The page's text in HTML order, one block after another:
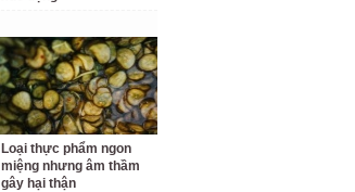
Loại thực phẩm ngon
miệng nhưng âm thầm
gây hại thận